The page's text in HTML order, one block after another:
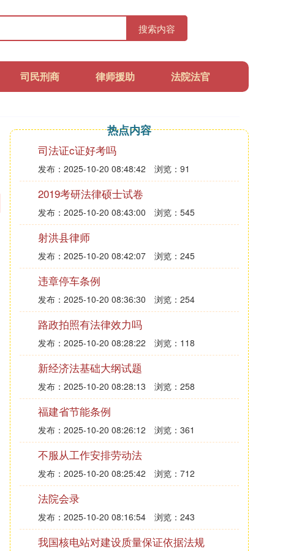
搜索内容
司民刑商 律师援助 法院法官
热点内容
司法证c证好考吗
发布：2025-10-20 08:48:42 浏览：91
2019考研法律硕士试卷
发布：2025-10-20 08:43:00 浏览：545
射洪县律师
发布：2025-10-20 08:42:07 浏览：245
违章停车条例
发布：2025-10-20 08:36:30 浏览：254
路政拍照有法律效力吗
发布：2025-10-20 08:28:22 浏览：118
新经济法基础大纲试题
发布：2025-10-20 08:28:13 浏览：258
福建省节能条例
发布：2025-10-20 08:26:12 浏览：361
不服从工作安排劳动法
发布：2025-10-20 08:25:42 浏览：712
法院会录
发布：2025-10-20 08:16:54 浏览：243
我国核电站对建设质量保证依据法规